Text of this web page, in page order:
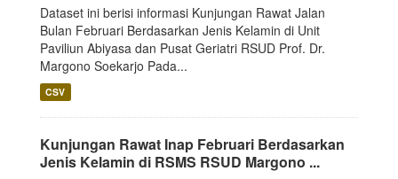
Dataset ini berisi informasi Kunjungan Rawat Jalan
Bulan Februari Berdasarkan Jenis Kelamin di Unit
Paviliun Abiyasa dan Pusat Geriatri RSUD Prof. Dr.
Margono Soekarjo Pada...
CSV
Kunjungan Rawat Inap Februari Berdasarkan
Jenis Kelamin di RSMS RSUD Margono ...